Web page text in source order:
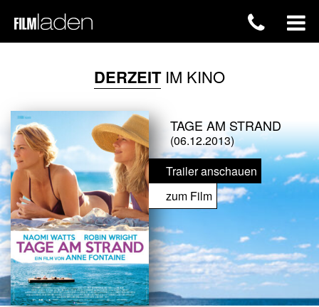
DERZEITIM KINO
TAGE AM STRAND
(06.12.2013)
Trailer anschauen
zum Film